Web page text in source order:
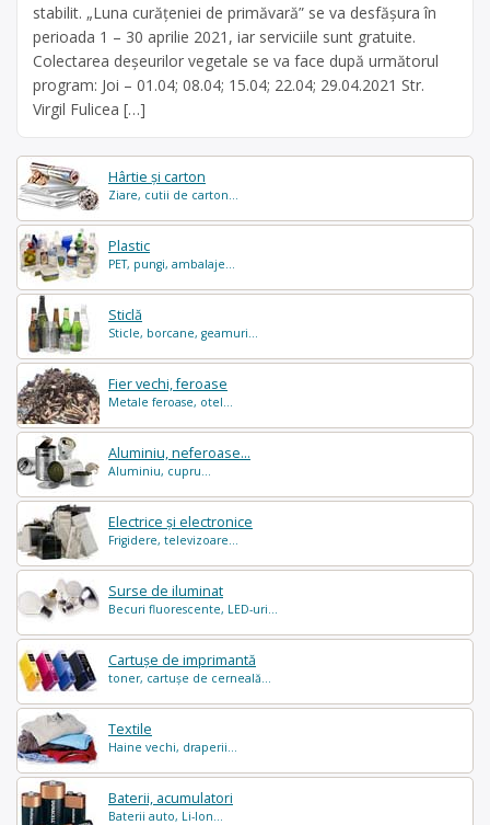
Hârtie și carton
Ziare, cutii de carton...
Plastic
PET, pungi, ambalaje...
Sticlă
Sticle, borcane, geamuri...
Fier vechi, feroase
Metale feroase, otel...
Aluminiu, neferoase...
Aluminiu, cupru...
Electrice și electronice
Frigidere, televizoare...
Surse de iluminat
Becuri fluorescente, LED-uri...
Cartușe de imprimantă
toner, cartușe de cerneală...
Textile
Haine vechi, draperii...
Baterii, acumulatori
Baterii auto, Li-Ion...
stabilit. „Luna curăţeniei de primăvară” se va desfășura în
perioada 1 – 30 aprilie 2021, iar serviciile sunt gratuite.
Colectarea deșeurilor vegetale se va face după următorul
program: Joi – 01.04; 08.04; 15.04; 22.04; 29.04.2021 Str.
Virgil Fulicea […]